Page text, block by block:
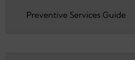
Preventive Services Guide